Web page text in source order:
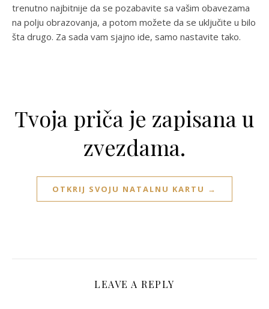
trenutno najbitnije da se pozabavite sa vašim obavezama
na polju obrazovanja, a potom možete da se uključite u bilo
šta drugo. Za sada vam sjajno ide, samo nastavite tako.
Tvoja priča je zapisana u
zvezdama.
OTKRIJ SVOJU NATALNU KARTU →
LEAVE A REPLY